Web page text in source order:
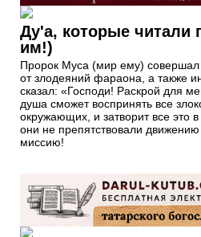
Ду'а, которые читали
им!)
Пророк Муса (мир ему) совершал
от злодеяний фараона, а также
сказал: «Господи! Раскрой для
душа сможет воспринять все
окружающих, и затворит все это
они не препятствовали
миссию!